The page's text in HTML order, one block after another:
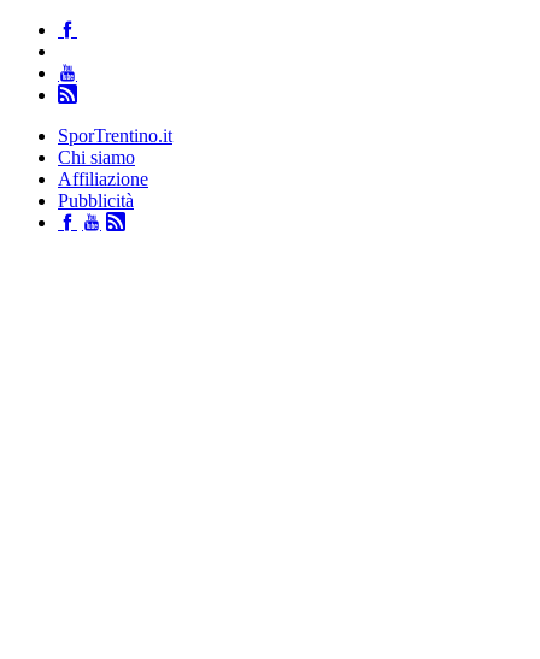
SporTrentino.it
Chi siamo
Affiliazione
Pubblicità